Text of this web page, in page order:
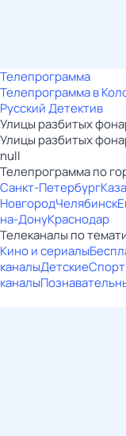
Телепрограмма
Телепрограмма в
Русский Детектив
Улицы разбитых
Улицы разбитых
null
Телепрограмма по
Санкт-Петербург
НовгородЧелябинск
на-ДонуКраснодар
Телеканалы по
Кино и сериалы
каналыДетские
каналы